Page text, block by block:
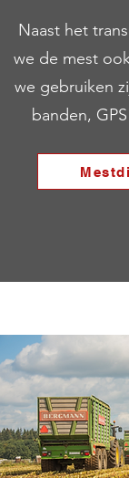
Naast het
we de mest
we gebruiken
banden,